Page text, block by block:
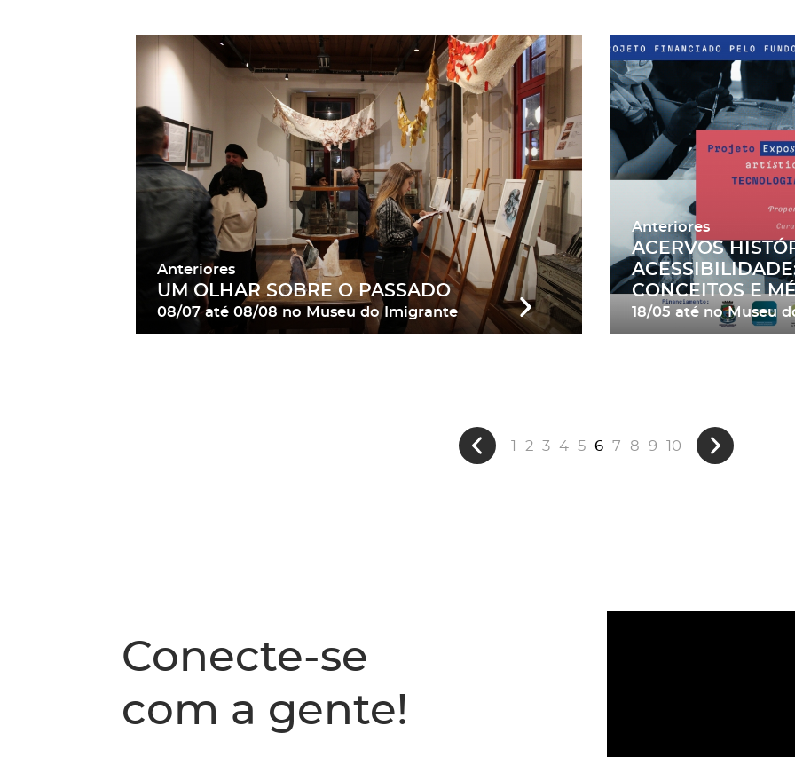
UM OLHAR SOBRE O PASSADO
Anteriores
08/07até 08/08 no Museu do Imigrante
ACERVOS
CONCEITOS E
Anteriores
18/05 até no Museu
2 3 4 5 6 7 8 9 10
Conecte-se
com a gente!